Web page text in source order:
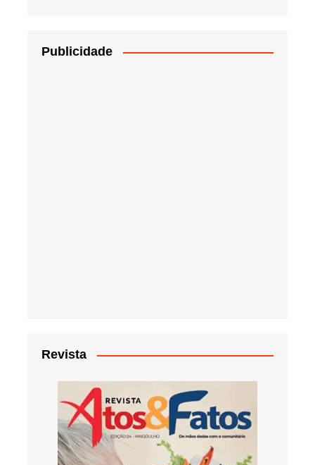
Publicidade
Revista